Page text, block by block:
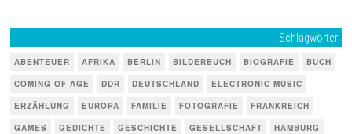
Schlagwörter
ABENTEUER AFRIKA BERLIN BILDERBUCH BIOGRAFIE
BUCH
COMING OF AGE
DDR DEUTSCHLAND
ELECTRONIC MUSIC
ERZÄHLUNG
EUROPA FAMILIE FOTOGRAFIE
FRANKREICH
GAMES
GEDICHTE GESCHICHTE GESELLSCHAFT
HAMBURG